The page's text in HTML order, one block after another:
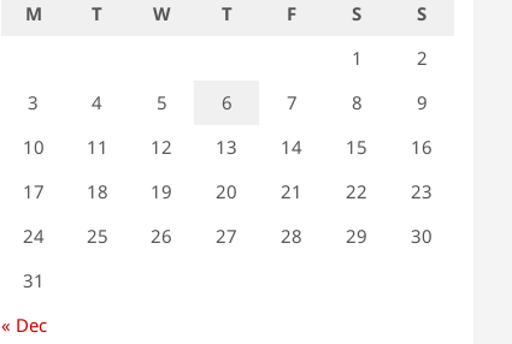
M
T W T F S
S
1
2
3
4 5 6 7 8
9
10
11 12 13 14 15
16
17
18 19 20 21 22
23
24
25 26 27 28 29
30
31
« Dec